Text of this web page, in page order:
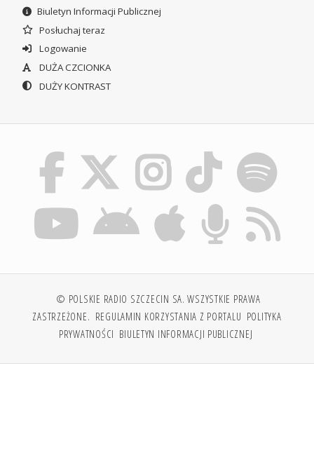
Biuletyn Informacji Publicznej
Posłuchaj teraz
Logowanie
DUŻA CZCIONKA
DUŻY KONTRAST
© POLSKIE RADIO SZCZECIN SA. WSZYSTKIE PRAWA
ZASTRZEŻONE. REGULAMIN KORZYSTANIA Z PORTALU POLITYKA
PRYWATNOŚCI BIULETYN INFORMACJI PUBLICZNEJ